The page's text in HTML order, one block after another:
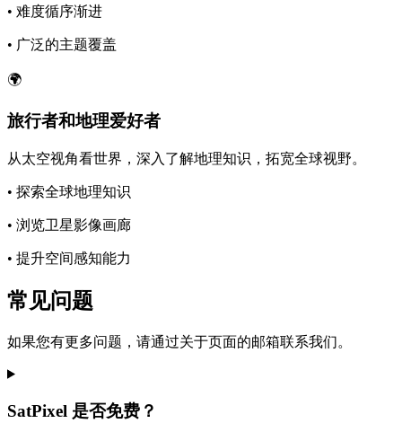
• 难度循序渐进
• 广泛的主题覆盖
🌍
旅行者和地理爱好者
从太空视角看世界，深入了解地理知识，拓宽全球视野。
• 探索全球地理知识
• 浏览卫星影像画廊
• 提升空间感知能力
常见问题
如果您有更多问题，请通过关于页面的邮箱联系我们。
SatPixel 是否免费？